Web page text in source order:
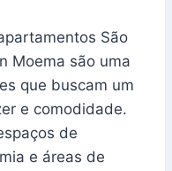
São
Moema são uma
que buscam um
e comodidade.
de
e áreas de